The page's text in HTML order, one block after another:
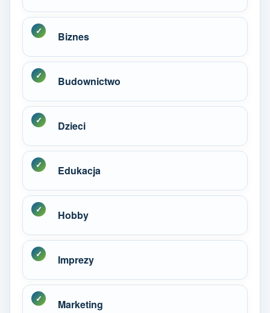
Biznes
Budownictwo
Dzieci
Edukacja
Hobby
Imprezy
Marketing